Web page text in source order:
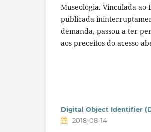
Museologia. Vinculada
publicada
demanda, passou a ter
aos preceitos do acesso
Digital Object Identifier
2018-08-14